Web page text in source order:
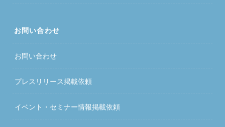
お問い合わせ
お問い合わせ
プレスリリース掲載依頼
イベント・セミナー情報掲載依頼